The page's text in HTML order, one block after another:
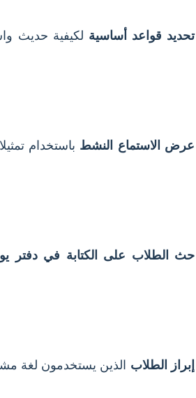
تحديد قواعد أساسية لكيفية حديث
عرض الاستماع النشط باستخدام
حث الطلاب على الكتابة في دفتر
إبراز الطلاب الذين يستخدمون لغة